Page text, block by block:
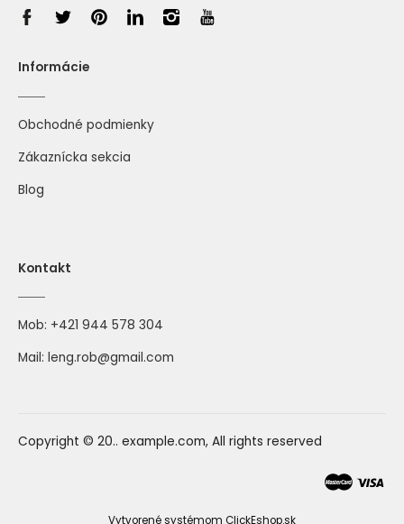
Informácie
Obchodné podmienky
Zákaznícka sekcia
Blog
Kontakt
Mob: +421 944 578 304
Mail: leng.rob@gmail.com
Copyright © 20.. example.com, All rights reserved
Vytvorené systémom ClickEshop.sk